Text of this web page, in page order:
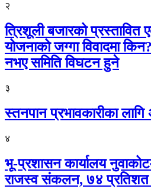
२
त्रिशूली बजारको प्रस्तावित
योजनाको जग्गा विवादमा
नभए समिति विघटन हुने
३
स्तनपान प्रभावकारीका लागि
४
भू-प्रशासन कार्यालय
राजस्व संकलन, ७४ प्रतिशत